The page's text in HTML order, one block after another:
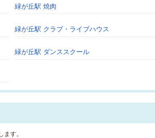
緑が丘駅 焼肉
緑が丘駅 クラブ・ライブハウス
緑が丘駅 ダンススクール
す。